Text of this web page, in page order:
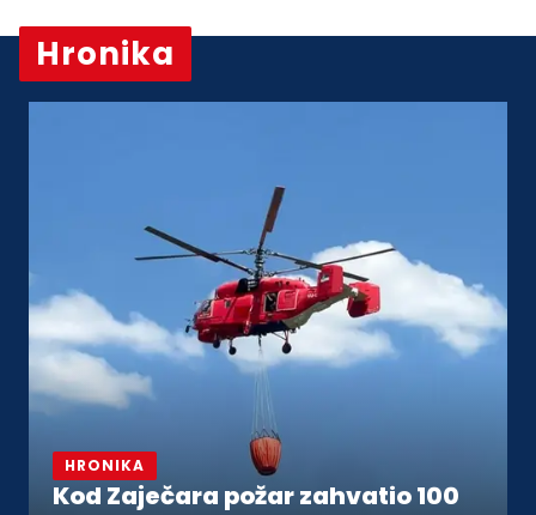
Hronika
Vidi sve
HRONIKA
Kod Zaječara požar zahvatio 100